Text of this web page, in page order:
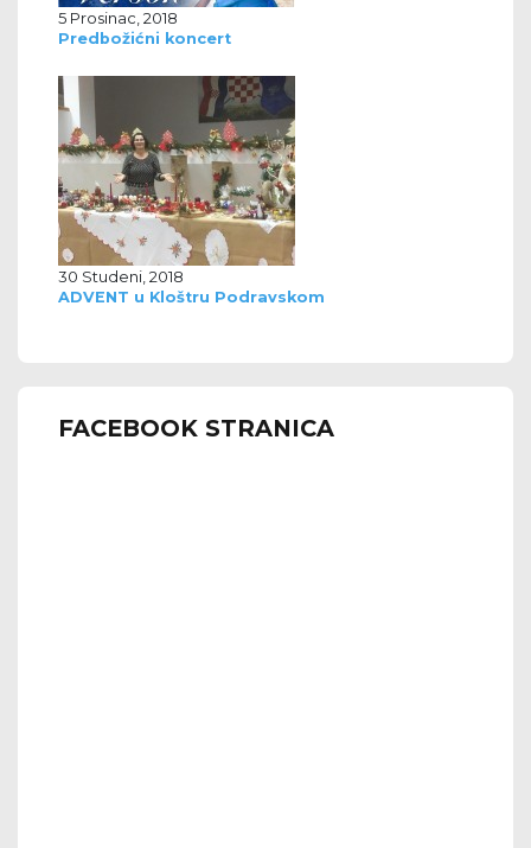
5 Prosinac, 2018
Predbožićni koncert
30 Studeni, 2018
ADVENT u Kloštru Podravskom
FACEBOOK STRANICA